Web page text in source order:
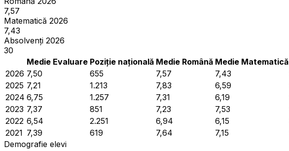
7,57
Matematică 2026
7,43
Absolvenți 2026
30
Medie Evaluare Poziție națională Medie Română Medie Matematică
2026 7,50 655 7,57 7,43
2025 7,21 1.213 7,83 6,59
2024 6,75 1.257 7,31 6,19
2023 7,37 851 7,23 7,53
2022 6,54 2.251 6,94 6,15
2021 7,39 619 7,64 7,15
Demografie elevi